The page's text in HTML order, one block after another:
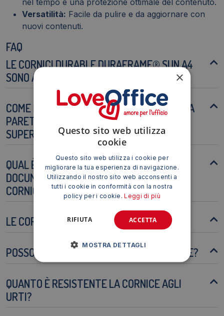
Versatilità: Facile da pulire e da aggiornare con
nuovi contenuti.
FAQ
LE CORNICI DURABLE DURAFRAME® SUN A4
SONO ADATTE A TUTTI I TIPI DI PARETI?
COME POSSO RIMUOVERE LE CORNICI DALLA
PARETE SENZA DANNEGGIARE LA
SUPERFICIE?
QUAL È LO SPESSORE MASSIMO DEI
DOCUMENTI CHE POSSO INSERIRE NELLA
CORNICE?
LE CORNICI SONO RESISTENTI AI RAGGI UV?
POSSO RIUTILIZZARE LE CORNICI PIÙ VOLTE?
QUANTO È RESISTENTE LA CORNICE AGLI
URTI?
×
Questo sito web utilizza
cookie
Questo sito web utilizza i cookie per
migliorare la tua esperienza di navigazione.
Utilizzando il nostro sito web acconsenti a
tutti i cookie in conformità con la nostra
policy per i cookie.Leggi di più
ACCETTA
RIFIUTA
MOSTRA DETTAGLI